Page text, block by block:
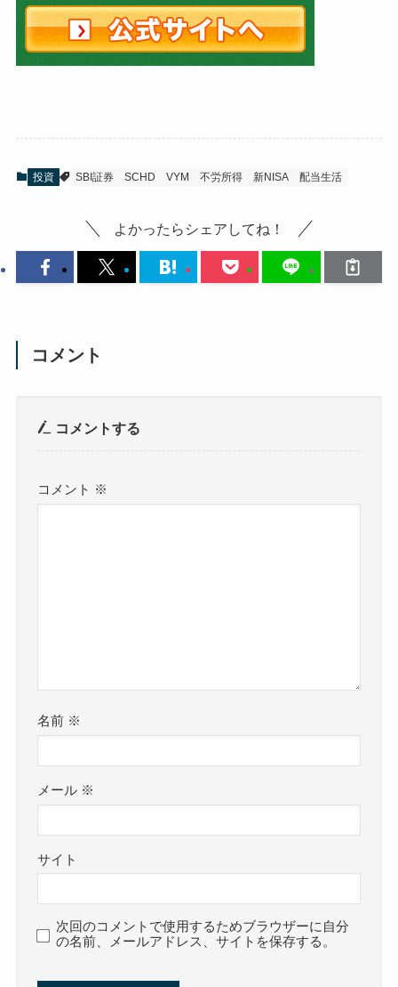
投資 SBI証券 SCHD VYM 不労所得 新NISA 配当生活
よかったらシェアしてね！
コメント
コメントする
コメント ※
名前 ※
メール ※
サイト
次回のコメントで使用するためブラウザーに自分
の名前、メールアドレス、サイトを保存する。